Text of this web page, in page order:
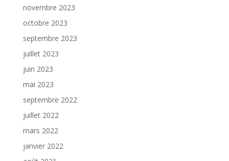
novembre 2023
octobre 2023
septembre 2023
juillet 2023
juin 2023
mai 2023
septembre 2022
juillet 2022
mars 2022
janvier 2022